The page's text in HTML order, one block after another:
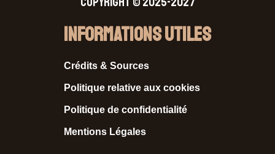
Informations Utiles
Crédits & Sources
Politique relative aux cookies
Politique de confidentialité
Mentions Légales